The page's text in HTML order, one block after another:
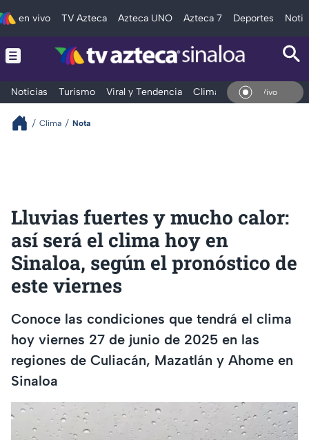
en vivo TV Azteca Azteca UNO Azteca 7 Deportes
Noticias Turismo Viral y Tendencia Clima Deportes
En Vivo
Clima Nota
Lluvias fuertes y mucho calor:
así será el clima hoy en
Sinaloa, según el pronóstico de
este viernes
Conoce las condiciones que tendrá el clima
hoy viernes 27 de junio de 2025 en las
regiones de Culiacán, Mazatlán y Ahome en
Sinaloa